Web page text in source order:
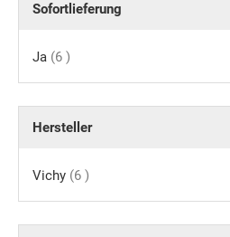
Sofortlieferung
Ja 6 Artikel
Hersteller
Vichy 6 Artikel